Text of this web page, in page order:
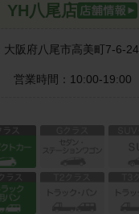
YH八尾店
大阪府八尾市高美町7-6-24
営業時間： 10:00-19:00